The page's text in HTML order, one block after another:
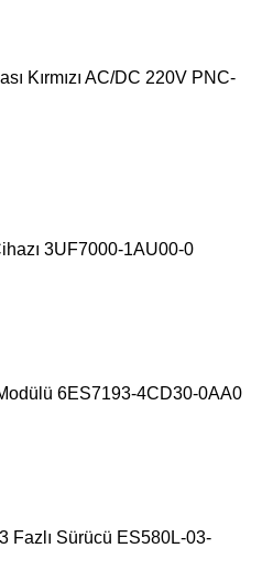
Kırmızı AC/DC 220V PNC-
3UF7000-1AU00-0
6ES7193-4CD30-0AA0
Fazlı Sürücü ES580L-03-